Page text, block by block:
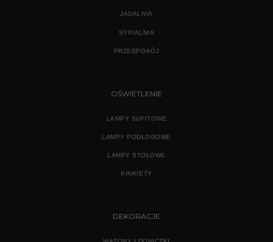
JADALNIA
SYPIALNIA
PRZEDPOKÓJ
OŚWIETLENIE
LAMPY SUFITOWE
LAMPY PODŁOGOWE
LAMPY STOŁOWE
KINKIETY
DEKORACJE